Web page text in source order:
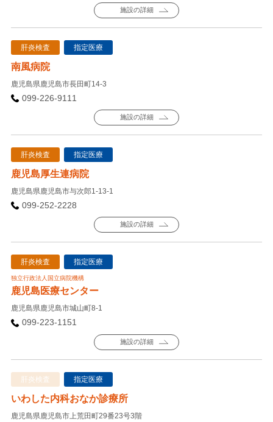
施設の詳細
肝炎検査 指定医療
南風病院
鹿児島県鹿児島市長田町14-3
099-226-9111
施設の詳細
肝炎検査 指定医療
鹿児島厚生連病院
鹿児島県鹿児島市与次郎1-13-1
099-252-2228
施設の詳細
肝炎検査 指定医療
独立行政法人国立病院機構
鹿児島医療センター
鹿児島県鹿児島市城山町8-1
099-223-1151
施設の詳細
肝炎検査 指定医療
いわした内科おなか診療所
鹿児島県鹿児島市上荒田町29番23号3階